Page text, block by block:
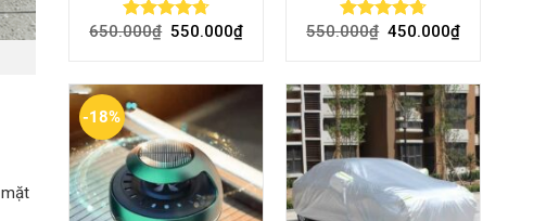
Rated4.70
650.000₫ 550.000₫ Rated4.70
550.000₫ 450.000₫
-18%